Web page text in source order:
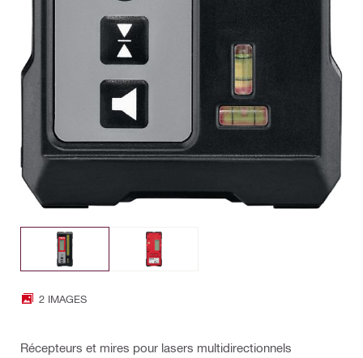
2 IMAGES
Récepteurs et mires pour lasers multidirectionnels